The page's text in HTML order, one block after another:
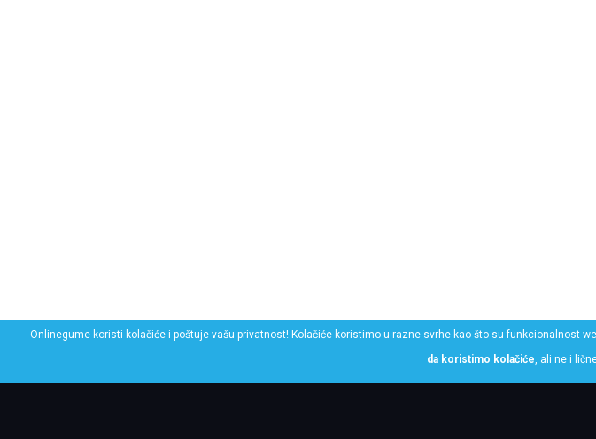
Onlinegume koristi kolačiće i poštuje vašu privatnost! Kolačiće koristimo u razne svrhe kao što su funkcionalnost
da koristimo kolačiće , ali ne i